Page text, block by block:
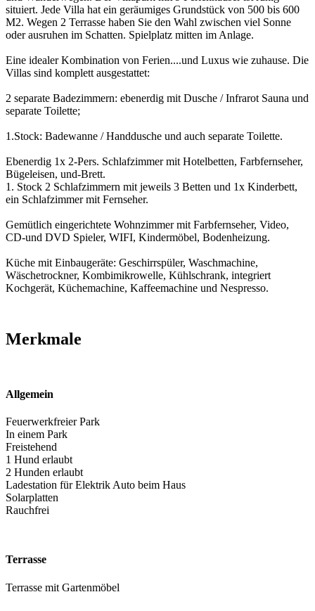
situiert. Jede Villa hat ein geräumiges Grundstück von 500 bis 600
M2. Wegen 2 Terrasse haben Sie den Wahl zwischen viel Sonne
oder ausruhen im Schatten. Spielplatz mitten im Anlage.
Eine idealer Kombination von Ferien....und Luxus wie zuhause. Die
Villas sind komplett ausgestattet:
2 separate Badezimmern: ebenerdig mit Dusche / Infrarot Sauna und
separate Toilette;
1.Stock: Badewanne / Handdusche und auch separate Toilette.
Ebenerdig 1x 2-Pers. Schlafzimmer mit Hotelbetten, Farbfernseher,
Bügeleisen, und-Brett.
1. Stock 2 Schlafzimmern mit jeweils 3 Betten und 1x Kinderbett,
ein Schlafzimmer mit Fernseher.
Gemütlich eingerichtete Wohnzimmer mit Farbfernseher, Video,
CD-und DVD Spieler, WIFI, Kindermöbel, Bodenheizung.
Küche mit Einbaugeräte: Geschirrspüler, Waschmachine,
Wäschetrockner, Kombimikrowelle, Kühlschrank, integriert
Kochgerät, Küchemachine, Kaffeemachine und Nespresso.
Merkmale
Allgemein
Feuerwerkfreier Park
In einem Park
Freistehend
1 Hund erlaubt
2 Hunden erlaubt
Ladestation für Elektrik Auto beim Haus
Solarplatten
Rauchfrei
Terrasse
Terrasse mit Gartenmöbel